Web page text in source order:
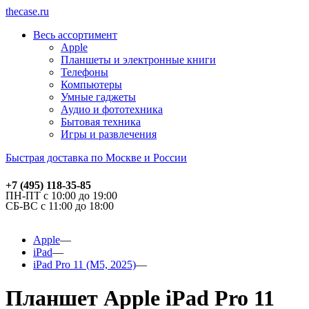
thecase.ru
Весь ассортимент
Apple
Планшеты и электронные книги
Телефоны
Компьютеры
Умные гаджеты
Аудио и фототехника
Бытовая техника
Игры и развлечения
Быстрая доставка по Москве и России
+7 (495) 118-35-85
ПН-ПТ с 10:00 до 19:00
СБ-ВС с 11:00 до 18:00
Apple
iPad
iPad Pro 11 (M5, 2025)
Планшет Apple iPad Pro 11